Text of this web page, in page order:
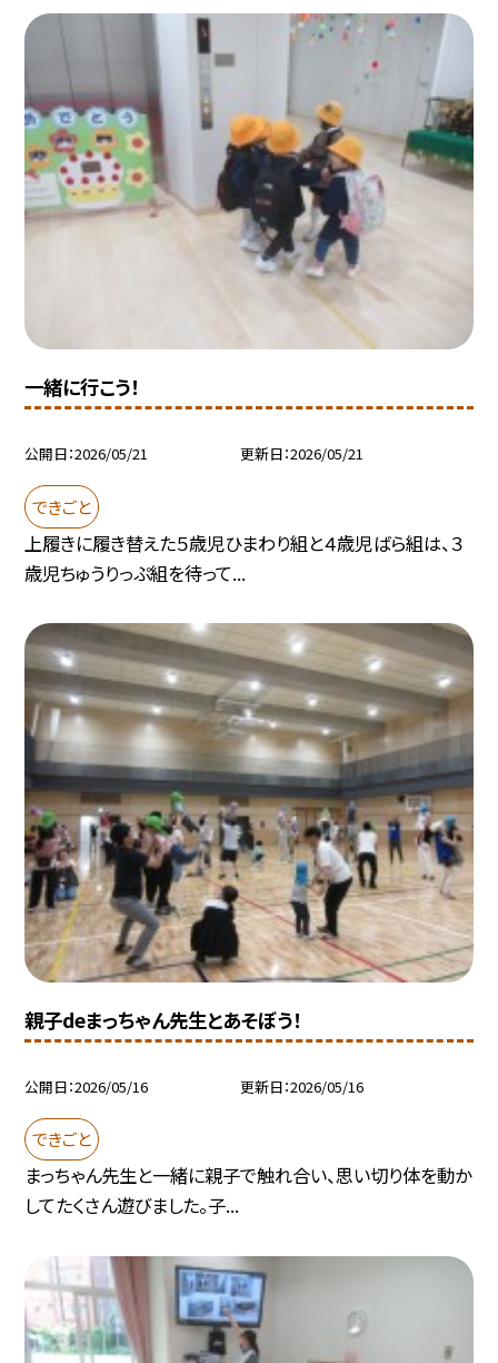
一緒に行こう！
公開日 2026/05/21 更新日 2026/05/21
できごと
上履きに履き替えた５歳児ひまわり組と４歳児ばら組は、３
歳児ちゅうりっぷ組を待って...
親子deまっちゃん先生とあそぼう！
公開日 2026/05/16 更新日 2026/05/16
できごと
まっちゃん先生と一緒に親子で触れ合い、思い切り体を動か
してたくさん遊びました。子...